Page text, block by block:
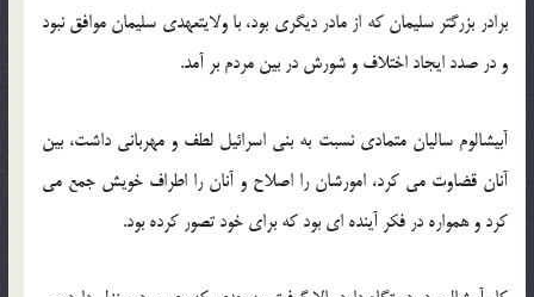
برادر بزرگتر سلیمان كه از مادر دیگری بود، با ولایتعهدی سلیمان موافق نبود
و در صدد ایجاد اختلاف و شورش در بین مردم بر آمد.
آبیشالوم سالیان متمادی نسبت به بنی اسرائیل لطف و مهربانی داشت، بین
آنان قضاوت می كرد، امورشان را اصلاح و آنان را اطراف خویش جمع می
كرد و همواره در فكر آینده ای بود كه برای خود تصور كرده بود.